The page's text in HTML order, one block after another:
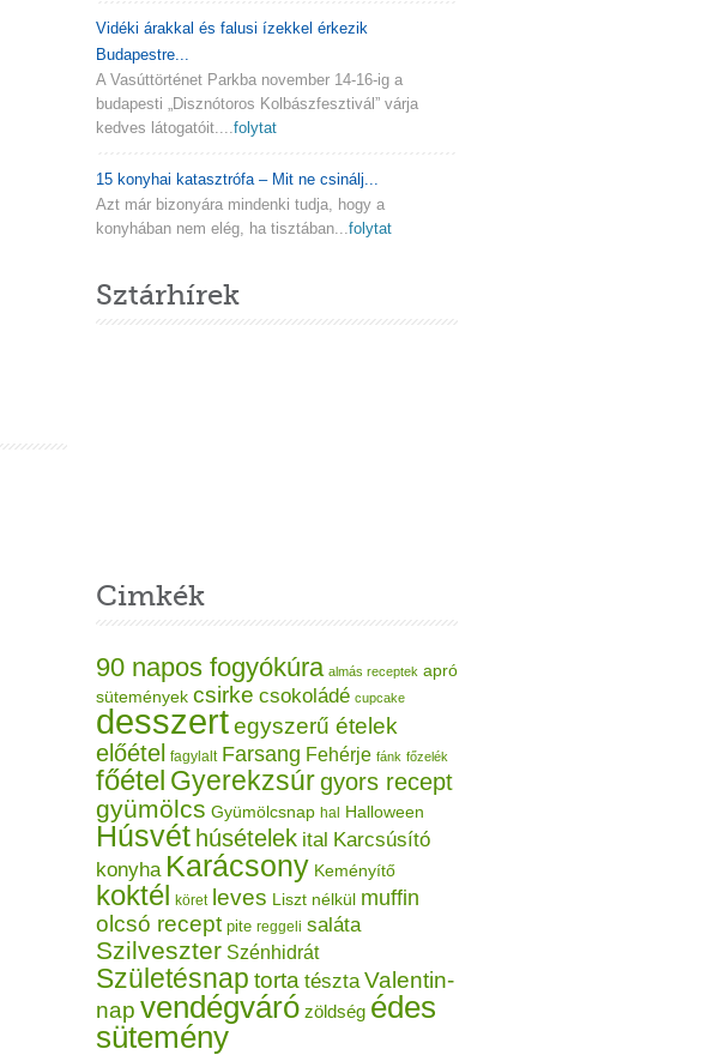
Vidéki árakkal és falusi ízekkel érkezik
Budapestre...
A Vasúttörténet Parkba november 14-16-ig a
budapesti „Disznótoros Kolbászfesztivál” várja
kedves látogatóit....folytat
15 konyhai katasztrófa – Mit ne csinálj...
Azt már bizonyára mindenki tudja, hogy a
konyhában nem elég, ha tisztában...folytat
Sztárhírek
Cimkék
90 napos fogyókúra almás receptek apró
sütemények csirke csokoládé cupcake
desszertegyszerű ételek
előétel fagylalt Farsang Fehérje fánk főzelék
főétel Gyerekzsúrgyors recept
gyümölcs Gyümölcsnap hal Halloween
Húsvét húsételek ital Karcsúsító
konyha Karácsony Keményítő
koktél köret leves Liszt nélkül muffin
olcsó recept pite reggeli saláta
Szilveszter Szénhidrát
Születésnap torta tészta Valentin-
nap vendégváró zöldség édes
sütemény